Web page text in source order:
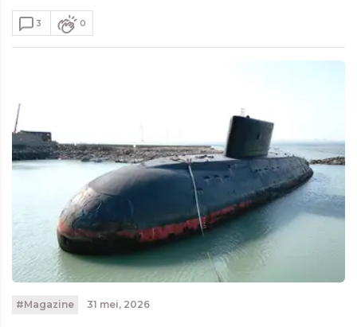
3 0
#Magazine 31 mei, 2026